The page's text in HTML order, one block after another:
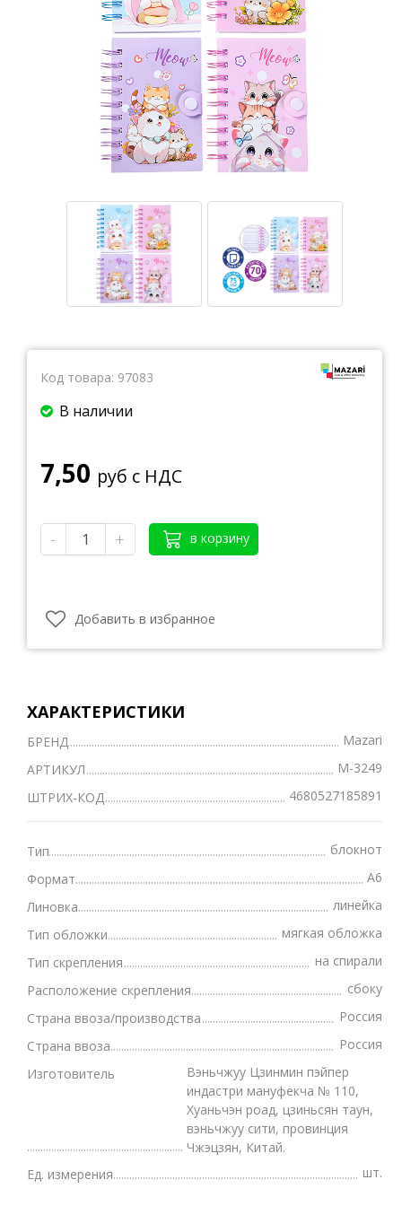
Ватманы, калька, бумага миллиметровая, форматки
Бумага для художественных и дизайнерских работ
Конверты
Бумага для факса
Грамоты, дипломы, благодарности
Канцелярские книги, книги учета
Бумага в рулоне и стопе
Код товара: 97083
В наличии
7,50 руб с НДС
- + в корзину
Добавить в избранное
ХАРАКТЕРИСТИКИ
БРЕНД
Mazari
АРТИКУЛ
M-3249
ШТРИХ-КОД
4680527185891
Тип
блокнот
Формат
А6
Линовка
линейка
Тип обложки
мягкая обложка
Тип скрепления
на спирали
Расположение скрепления
сбоку
Страна ввоза/производства
Россия
Страна ввоза
Россия
Изготовитель
Вэньчжуу Цзинмин пэйпер
индастри мануфекча № 110,
Хуаньчэн роад, цзиньсян таун,
вэньчжуу сити, провинция
Чжэцзян, Китай.
Ед. измерения
шт.